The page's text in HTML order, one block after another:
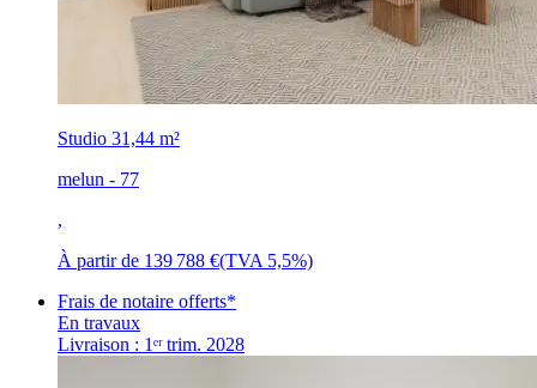
Studio 31,44 m²
melun - 77
,
À partir de 139 788 €(TVA 5,5%)
Frais de notaire offerts*
En travaux
Livraison : 1ᵉʳ trim. 2028